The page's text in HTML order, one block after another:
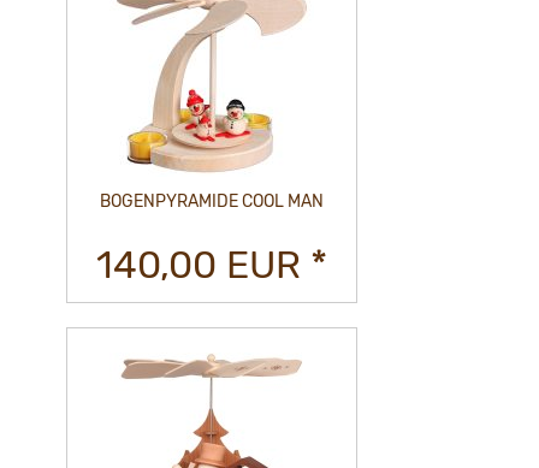
BOGENPYRAMIDE COOL MAN
140,00 EUR *